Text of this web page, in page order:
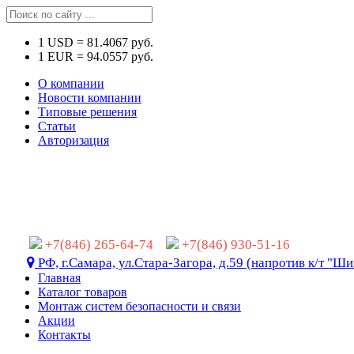
1 USD = 81.4067 руб.
1 EUR = 94.0557 руб.
О компании
Новости компании
Типовые решения
Статьи
Авторизация
+7(846) 265-64-74
+7(846) 930-51-16
РФ, г.Самара, ул.Стара-Загора, д.59 (напротив к/т
Главная
Каталог товаров
Монтаж систем безопасности и связи
Акции
Контакты